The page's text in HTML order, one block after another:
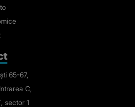
65-67,
C,
sector 1